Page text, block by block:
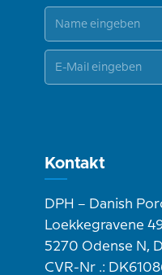
Kontakt
DPH – Danish
Loekkegravene
5270 Odense N,
CVR-Nr .: